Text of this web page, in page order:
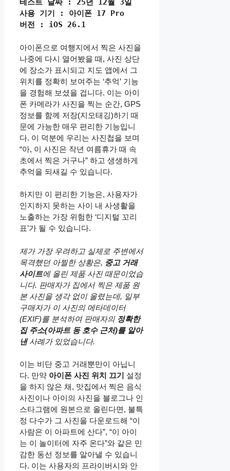
테스트 날짜 : 25년 12월 3일
사용 기기 : 아이폰 17 Pro
버전 : iOS 26.1
아이폰으로 여행지에서 찍은 사진을
나중에 다시 열어봤을 때, 사진 상단
에 장소가 표시되고 지도 앱에서 그
위치를 정확히 보여주는 ‘추억’ 기능
을 경험해 보셨을 겁니다. 이는 아이
폰 카메라가 사진을 찍는 순간, GPS
정보를 함께 저장(지오태깅)하기 때
문에 가능한 매우 편리한 기능입니
다. 이 덕분에 우리는 사진첩을 보며
“아, 이 사진은 작년 여름휴가 때 속
초에서 찍은 거구나” 하고 생생하게
추억을 되새길 수 있습니다.
하지만 이 편리한 기능은, 사용자가
인지하지 못하는 사이 내 사생활을
노출하는 가장 위험한 ‘디지털 꼬리
표’가 될 수 있습니다.
제가 가장 우려하고 실제로 주변에서
목격했던 아찔한 상황은, 중고 거래
사이트에 올린 제품 사진 때문이었습
니다. 판매자가 집에서 찍은 제품 원
본 사진을 생각 없이 올렸는데, 일부
구매자가 이 사진의 메타데이터
(EXIF)를 분석하여 판매자의 정확한
집 주소(아파트 동 호수 근처)를 알아
낸사례가 있었습니다.
이는 비단 중고 거래뿐만이 아닙니
다. 만약 아이폰 사진 위치 끄기 설정
을 하지 않은 채, 맛집에서 찍은 음식
사진이나 아이의 사진을 블로그나 인
스타그램에 원본으로 올린다면, 불특
정 다수가 그 사진을 다운로드해 “이
사람은 이 아파트에 산다”, “이 아이
는 이 놀이터에 자주 온다”와 같은 민
감한 동선 정보를 알아낼 수 있습니
다. 이는 사용자의 프라이버시와 안